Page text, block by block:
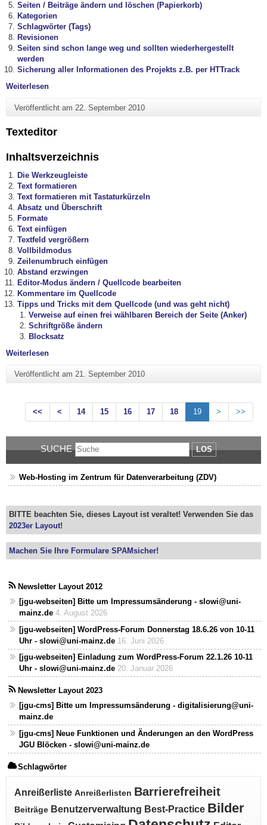
Seiten / Beiträge ändern und löschen (Papierkorb)
Kategorien
Schlagwörter (Tags)
Revisionen
Seiten sind schon lange weg und sollten wiederhergestellt
werden
Sicherung aller Informationen des Projekts z.B. per HTTrack
Weiterlesen"Seite / Beitrag erstellen"
Veröffentlicht am 22. September 2010
Texteditor
Inhaltsverzeichnis
Die Werkzeugleiste
Text formatieren
Text formatieren mit Tastaturkürzeln
Absatz und Überschrift
Formate
Text einfügen
Textfeld vergrößern
Vollbildmodus
Zeilenumbruch einfügen
Abstand erzwingen
Editor-Modus ändern / Quellcode bearbeiten
Kommentare im Quellcode
Tipps und Tricks mit dem Quellcode (und was geht nicht)
Verweise auf einen frei wählbaren Bereich der Seite (Anker)
Schriftgröße ändern
Blocksatz
Weiterlesen"Texteditor"
Veröffentlicht am 21. September 2010
<< < 14 15 16 17 18 19 > >>
SUCHE LOS
Web-Hosting im Zentrum für Datenverarbeitung (ZDV)
BITTE beachten Sie, dieses Layout ist veraltet! Verwenden Sie das
2023er Layout!
Machen Sie Ihre Formulare SPAMsicher!
Newsletter Layout 2012
[jgu-webseiten] Bitte um Impressumsänderung - slowi@uni-
mainz.de 4. August 2026
[jgu-webseiten] WordPress-Forum Donnerstag 18.6.26 von 10-11
Uhr - slowi@uni-mainz.de 16. Juni 2026
[jgu-webseiten] Einladung zum WordPress-Forum 22.1.26 10-11
Uhr - slowi@uni-mainz.de 20. Januar 2026
Newsletter Layout 2023
[jgu-cms] Bitte um Impressumsänderung - digitalisierung@uni-
mainz.de
[jgu-cms] Neue Funktionen und Änderungen an den WordPress
JGU Blöcken - slowi@uni-mainz.de
Schlagwörter
Anreißerliste Anreißerlisten Barrierefreiheit
Beiträge Benutzerverwaltung Best-Practice Bilder